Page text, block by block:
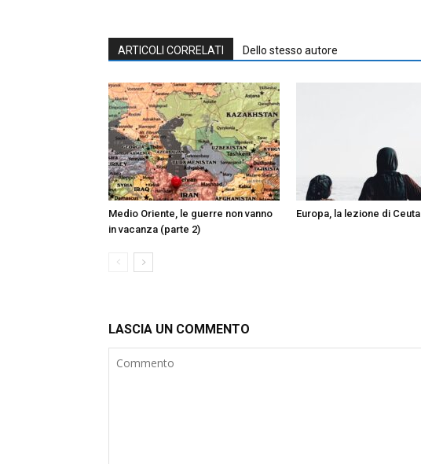
ARTICOLI CORRELATI Dello stesso autore
Medio Oriente, le guerre non vanno
in vacanza (parte 2)
Europa, la lezione di Ceuta
LASCIA UN COMMENTO